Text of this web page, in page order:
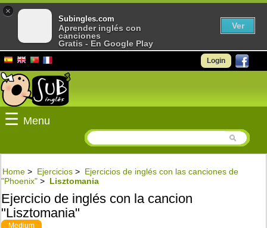
Login
☰ Menu
Home > Ejercicios > Ejercicios de inglés con las canciones de
"Phoenix" > Lisztomania
Ejercicio de inglés con la cancion
"Lisztomania"
Medium
×
Subingles.com
Aprender inglés con
canciones
Gratis - En Google Play
Ver